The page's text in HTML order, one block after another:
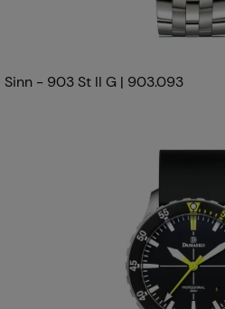
Sinn - 903 St II G | 903.093